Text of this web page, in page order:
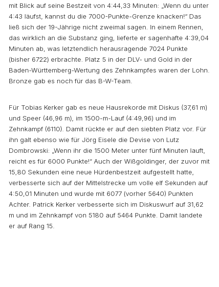
mit Blick auf seine Bestzeit von 4:44,33 Minuten: „Wenn du unter
4:43 läufst, kannst du die 7000-Punkte-Grenze knacken!“ Das
ließ sich der 19-Jährige nicht zweimal sagen. In einem Rennen,
das wirklich an die Substanz ging, lieferte er sagenhafte 4:39,04
Minuten ab, was letztendlich herausragende 7024 Punkte
(bisher 6722) erbrachte. Platz 5 in der DLV- und Gold in der
Baden-Württemberg-Wertung des Zehnkampfes waren der Lohn.
Bronze gab es noch für das B-W-Team.
Für Tobias Kerker gab es neue Hausrekorde mit Diskus (37,61 m)
und Speer (46,96 m), im 1500-m-Lauf (4:49,96) und im
Zehnkampf (6110). Damit rückte er auf den siebten Platz vor. Für
ihn galt ebenso wie für Jörg Eisele die Devise von Lutz
Dombrowski: „Wenn ihr die 1500 Meter unter fünf Minuten lauft,
reicht es für 6000 Punkte!“ Auch der Wißgoldinger, der zuvor mit
15,80 Sekunden eine neue Hürdenbestzeit aufgestellt hatte,
verbesserte sich auf der Mittelstrecke um volle elf Sekunden auf
4:50,01 Minuten und wurde mit 6077 (vorher 5640) Punkten
Achter. Patrick Kerker verbesserte sich im Diskuswurf auf 31,62
m und im Zehnkampf von 5180 auf 5464 Punkte. Damit landete
er auf Rang 15.